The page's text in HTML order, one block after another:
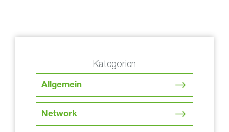
Kategorien
Allgemein
Network